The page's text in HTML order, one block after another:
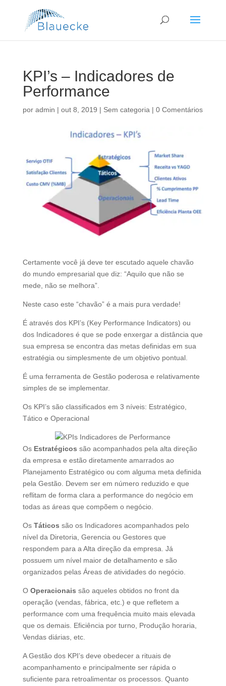
KPI’s – Indicadores de
Performance
por admin | out 8, 2019 | Sem categoria | 0 Comentários
Certamente você já deve ter escutado aquele chavão
do mundo empresarial que diz: “Aquilo que não se
mede, não se melhora”.
Neste caso este “chavão” é a mais pura verdade!
É através dos KPI’s (Key Performance Indicators) ou
dos Indicadores é que se pode enxergar a distância que
sua empresa se encontra das metas definidas em sua
estratégia ou simplesmente de um objetivo pontual.
É uma ferramenta de Gestão poderosa e relativamente
simples de se implementar.
Os KPI’s são classificados em 3 níveis: Estratégico,
Tático e Operacional
Os Estratégicos são acompanhados pela alta direção
da empresa e estão diretamente amarrados ao
Planejamento Estratégico ou com alguma meta definida
pela Gestão. Devem ser em número reduzido e que
reflitam de forma clara a performance do negócio em
todas as áreas que compõem o negócio.
Os Táticos são os Indicadores acompanhados pelo
nível da Diretoria, Gerencia ou Gestores que
respondem para a Alta direção da empresa. Já
possuem um nível maior de detalhamento e são
organizados pelas Áreas de atividades do negócio.
O Operacionais são aqueles obtidos no front da
operação (vendas, fábrica, etc.) e que refletem a
performance com uma frequência muito mais elevada
que os demais. Eficiência por turno, Produção horaria,
Vendas diárias, etc.
A Gestão dos KPI’s deve obedecer a rituais de
acompanhamento e principalmente ser rápida o
suficiente para retroalimentar os processos. Quanto